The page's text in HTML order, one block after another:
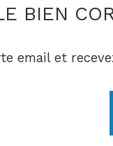
BIEN
email et